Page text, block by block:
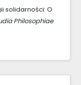
solidarności: O
Philosophiae